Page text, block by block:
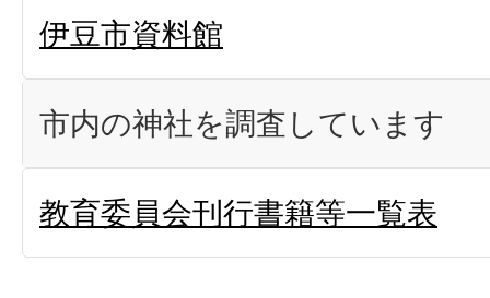
伊豆市資料館
市内の神社を調査しています
教育委員会刊行書籍等一覧表